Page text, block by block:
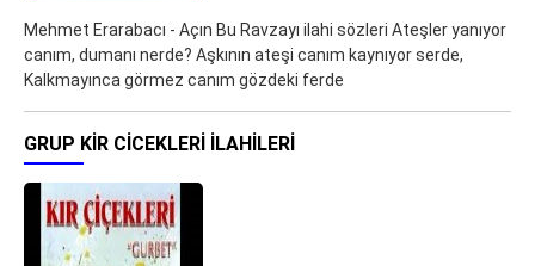
Mehmet Erarabacı - Açın Bu Ravzayı ilahi sözleri Ateşler yanıyor
canım, dumanı nerde? Aşkının ateşi canım kaynıyor serde,
Kalkmayınca görmez canım gözdeki ferde
GRUP KIR CICEKLERI ILAHILERI